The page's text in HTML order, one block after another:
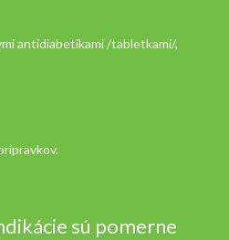
antidiabetikami /tabletkami/,
sú pomerne